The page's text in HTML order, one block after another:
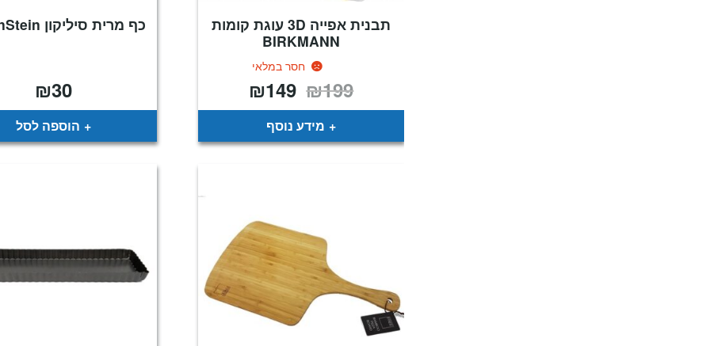
תבנית אפייה 3D עוגת קומות
BIRKMANN
חסר במלאי
₪199 המחיר
המקורי
היה:
₪149
הוא:
מידע נוסף
כף מרית סיליקון RosenStein
₪30
הוספה לסל